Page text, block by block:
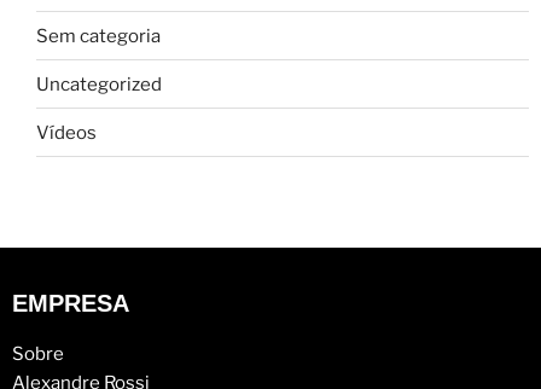
Sem categoria
Uncategorized
Vídeos
EMPRESA
Sobre
Alexandre Rossi